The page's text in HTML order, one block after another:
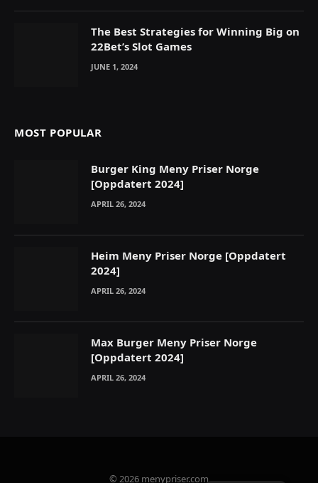
The Best Strategies for Winning Big on
22Bet’s Slot Games
JUNE 1, 2024
MOST POPULAR
Burger King Meny Priser Norge
[Oppdatert 2024]
APRIL 26, 2024
Heim Meny Priser Norge [Oppdatert
2024]
APRIL 26, 2024
Max Burger Meny Priser Norge
[Oppdatert 2024]
APRIL 26, 2024
© 2026 menypriser.com